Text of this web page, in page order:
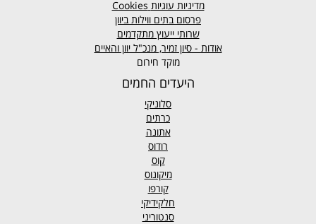
מדיניות עוגיות Cookies
פרסום בתים ווילות ביוון
שרותי ייעוץ מתקדמים
אודות - סיון זמיר, מנכ"ל יוון והאיים
מוקד חירום
היעדים החמים
סלוניקי
כרתים
אתונה
רודוס
קוס
מיקונוס
קורפו
חלקידיקי
סנטוריני